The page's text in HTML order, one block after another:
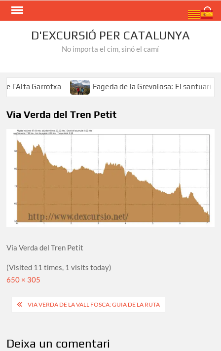
Skip
D'EXCURSIÓ PER CATALUNYA
No importa el cim, sinó el camí
Garrotxa Fageda de la Grevolosa: El santuari dels
Via Verda del Tren Petit
Via Verda del Tren Petit
(Visited 11 times, 1 visits today)
Full
650 × 305
Navegació
VIA VERDA DE LA VALL FOSCA: GUIA DE LA RUTA
Deixa un comentari